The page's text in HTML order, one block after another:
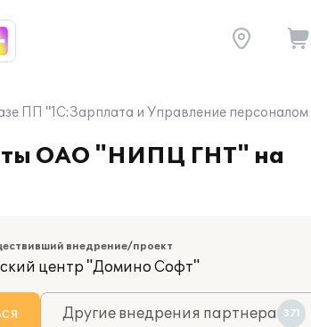
ПП "1С:Зарплата и Управление персоналом
ОАО "НИПЦ ГНТ" на
внедрение/проект
центр "Домино Софт"
Другие внедрения партнера 371